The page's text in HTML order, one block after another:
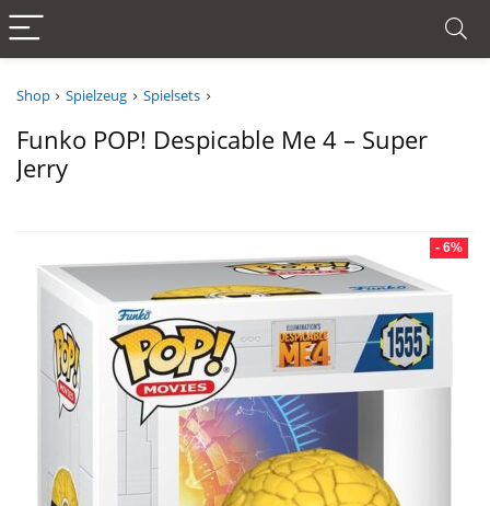
Shop Spielzeug Spielsets
Funko POP! Despicable Me 4 – Super
Jerry
- 6%